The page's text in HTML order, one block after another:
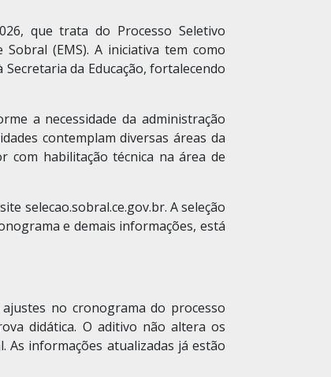
que trata do Processo Seletivo
(EMS). A iniciativa tem como
da Educação, fortalecendo
a necessidade da administração
contemplam diversas áreas da
com habilitação técnica na área de
selecao.sobral.ce.gov.br. A seleção
e demais informações, está
no cronograma do processo
didática. O aditivo não altera os
informações atualizadas já estão